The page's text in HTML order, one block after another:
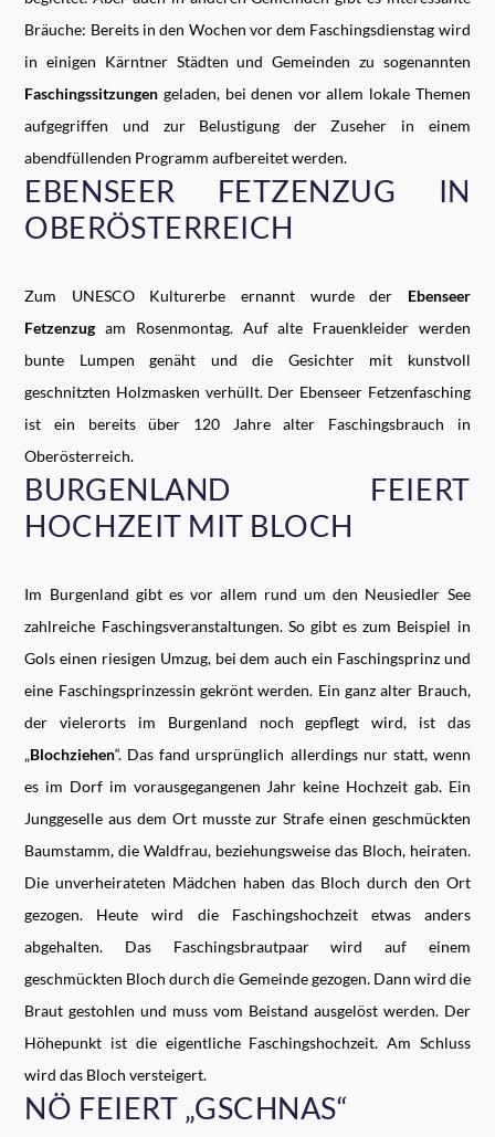
Bräuche: Bereits in den Wochen vor dem Faschingsdienstag wird
in einigen Kärntner Städten und Gemeinden zu sogenannten
Faschingssitzungen geladen, bei denen vor allem lokale Themen
aufgegriffen und zur Belustigung der Zuseher in einem
abendfüllenden Programm aufbereitet werden.
EBENSEER FETZENZUG IN
OBERÖSTERREICH
Zum UNESCO Kulturerbe ernannt wurde der Ebenseer
Fetzenzug am Rosenmontag. Auf alte Frauenkleider werden
bunte Lumpen genäht und die Gesichter mit kunstvoll
geschnitzten Holzmasken verhüllt. Der Ebenseer Fetzenfasching
ist ein bereits über 120 Jahre alter Faschingsbrauch in
Oberösterreich.
BURGENLAND FEIERT
HOCHZEIT MIT BLOCH
Im Burgenland gibt es vor allem rund um den Neusiedler See
zahlreiche Faschingsveranstaltungen. So gibt es zum Beispiel in
Gols einen riesigen Umzug, bei dem auch ein Faschingsprinz und
eine Faschingsprinzessin gekrönt werden. Ein ganz alter Brauch,
der vielerorts im Burgenland noch gepflegt wird, ist das
„Blochziehen“. Das fand ursprünglich allerdings nur statt, wenn
es im Dorf im vorausgegangenen Jahr keine Hochzeit gab. Ein
Junggeselle aus dem Ort musste zur Strafe einen geschmückten
Baumstamm, die Waldfrau, beziehungsweise das Bloch, heiraten.
Die unverheirateten Mädchen haben das Bloch durch den Ort
gezogen. Heute wird die Faschingshochzeit etwas anders
abgehalten. Das Faschingsbrautpaar wird auf einem
geschmückten Bloch durch die Gemeinde gezogen. Dann wird die
Braut gestohlen und muss vom Beistand ausgelöst werden. Der
Höhepunkt ist die eigentliche Faschingshochzeit. Am Schluss
wird das Bloch versteigert.
NÖ FEIERT „GSCHNAS“